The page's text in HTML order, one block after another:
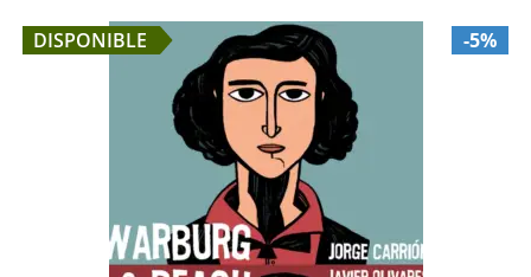
DISPONIBLE -5%